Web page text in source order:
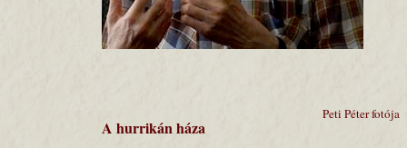
Peti Péter fotója
A hurrikán háza